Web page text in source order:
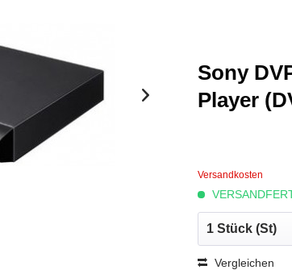
Sony
Player
Versandkosten
Vergleichen